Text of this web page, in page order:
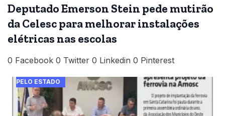
Deputado Emerson Stein pede mutirão
da Celesc para melhorar instalações
elétricas nas escolas
0 Facebook 0 Twitter 0 Linkedin 0 Pinterest
PELO ESTADO